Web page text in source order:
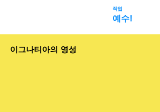
작업
예수!
이그나티아의 영성